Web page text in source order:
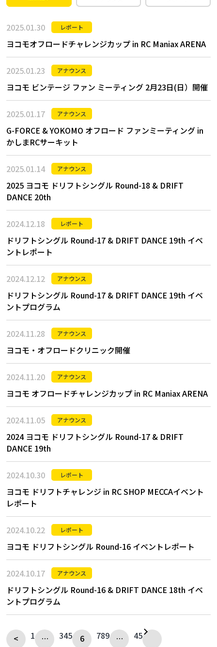
2025.01.30 レポート
ヨコモオフロードチャレンジカップ in RC Maniax ARENA
2025.01.23 アナウンス
ヨコモ ビンテージ ファン ミーティング 2月23日(日）開催
2025.01.17 アナウンス
G-FORCE & YOKOMO オフロード ファンミーティング in
かしまRCサーキット
2025.01.14 アナウンス
2025 ヨコモ ドリフトシングル Round-18 & DRIFT
DANCE 20th
2024.12.18 レポート
ドリフトシングル Round-17 & DRIFT DANCE 19th イベ
ントレポート
2024.12.12 アナウンス
ドリフトシングル Round-17 & DRIFT DANCE 19th イベ
ントプログラム
2024.11.28 アナウンス
ヨコモ・オフロードクリニック開催
2024.11.20 アナウンス
ヨコモ オフロードチャレンジカップ in RC Maniax ARENA
2024.11.05 アナウンス
2024 ヨコモ ドリフトシングル Round-17 & DRIFT
DANCE 19th
2024.10.30 レポート
ヨコモ ドリフトチャレンジ in RC SHOP MECCAイベント
レポート
2024.10.22 レポート
ヨコモ ドリフトシングル Round-16 イベントレポート
2024.10.17 アナウンス
ドリフトシングル Round-16 & DRIFT DANCE 18th イベ
ントプログラム
< 1 … 345 6 789 … 45